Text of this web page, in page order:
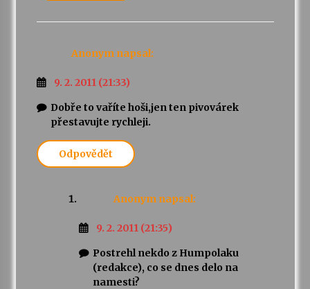
Anonym napsal:
9. 2. 2011 (21:33)
Dobře to vaříte hoši,jen ten pivovárek
přestavujte rychleji.
Odpovědět
Anonym napsal:
9. 2. 2011 (21:35)
Postrehl nekdo z Humpolaku
(redakce), co se dnes delo na
namesti?